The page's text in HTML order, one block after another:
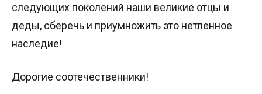
следующих поколений наши великие отцы и
деды, сберечь и приумножить это нетленное
наследие!
Дорогие соотечественники!